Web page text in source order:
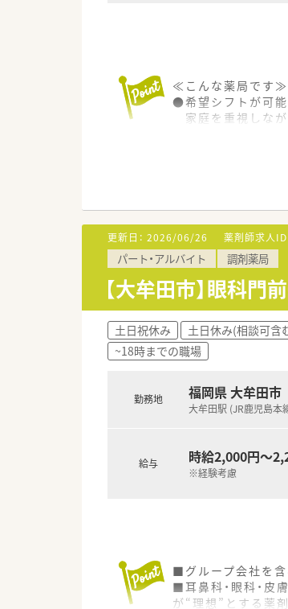
≪こんな薬局です≫
●希望シフトが可能
家庭を重視しなが
更新日： 2026/06/26 薬剤師求人ID
パート・アルバイト 調剤薬局
【大牟田市】眼科
土日祝休み 土日休み(相談可含
~18時までの職場
勤務地 福岡県 大牟田市
大牟田駅 (JR鹿児島本
給与 時給2,000円～
※経験考慮
■グループ会社を含
■耳鼻科・眼科・皮
が“理想”とする薬